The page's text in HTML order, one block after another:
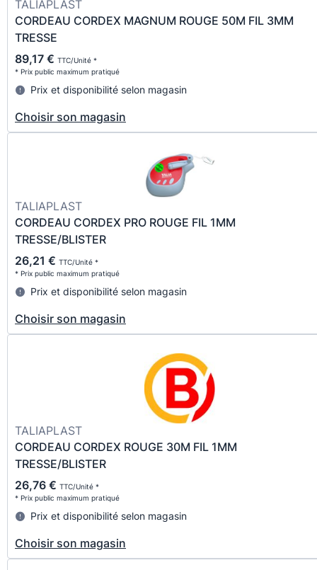
TALIAPLAST
CORDEAU CORDEX MAGNUM ROUGE 50M FIL 3MM
TRESSE
89,17 € TTC/Unité *
* Prix public maximum pratiqué
Prix et disponibilité selon magasin
Choisir son magasin
TALIAPLAST
CORDEAU CORDEX PRO ROUGE FIL 1MM
TRESSE/BLISTER
26,21 € TTC/Unité *
* Prix public maximum pratiqué
Prix et disponibilité selon magasin
Choisir son magasin
TALIAPLAST
CORDEAU CORDEX ROUGE 30M FIL 1MM
TRESSE/BLISTER
26,76 € TTC/Unité *
* Prix public maximum pratiqué
Prix et disponibilité selon magasin
Choisir son magasin